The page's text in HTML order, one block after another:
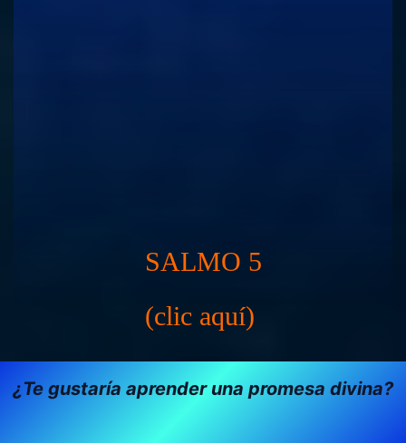
SALMO 5
(clic aquí)
¿Te gustaría aprender una promesa divina?